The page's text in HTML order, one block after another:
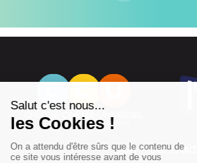
CCU – L’entraide